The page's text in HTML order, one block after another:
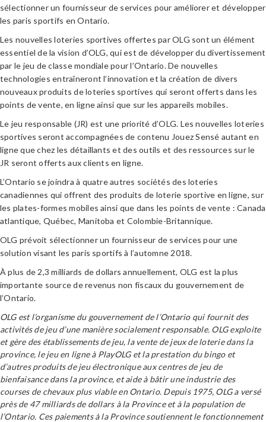
sélectionner un fournisseur de services pour améliorer et développer
les paris sportifs en Ontario.
Les nouvelles loteries sportives offertes par OLG sont un élément
essentiel de la vision d’OLG, qui est de développer du divertissement
par le jeu de classe mondiale pour l’Ontario. De nouvelles
technologies entraîneront l’innovation et la création de divers
nouveaux produits de loteries sportives qui seront offerts dans les
points de vente, en ligne ainsi que sur les appareils mobiles.
Le jeu responsable (JR) est une priorité d’OLG. Les nouvelles loteries
sportives seront accompagnées de contenu Jouez Sensé autant en
ligne que chez les détaillants et des outils et des ressources sur le
JR seront offerts aux clients en ligne.
L’Ontario se joindra à quatre autres sociétés des loteries
canadiennes qui offrent des produits de loterie sportive en ligne, sur
les plates-formes mobiles ainsi que dans les points de vente : Canada
atlantique, Québec, Manitoba et Colombie-Britannique.
OLG prévoit sélectionner un fournisseur de services pour une
solution visant les paris sportifs à l’automne 2018.
À plus de 2,3 milliards de dollars annuellement, OLG est la plus
importante source de revenus non fiscaux du gouvernement de
l’Ontario.
OLG est l’organisme du gouvernement de l’Ontario qui fournit des
activités de jeu d’une manière socialement responsable. OLG exploite
et gère des établissements de jeu, la vente de jeux de loterie dans la
province, le jeu en ligne à PlayOLG et la prestation du bingo et
d’autres produits de jeu électronique aux centres de jeu de
bienfaisance dans la province, et aide à bâtir une industrie des
courses de chevaux plus viable en Ontario. Depuis 1975, OLG a versé
près de 47 milliards de dollars à la Province et à la population de
l’Ontario. Ces paiements à la Province soutiennent le fonctionnement